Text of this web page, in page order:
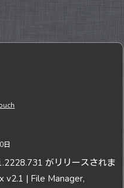
日
がリリースされま
v2.1 | File Manager,